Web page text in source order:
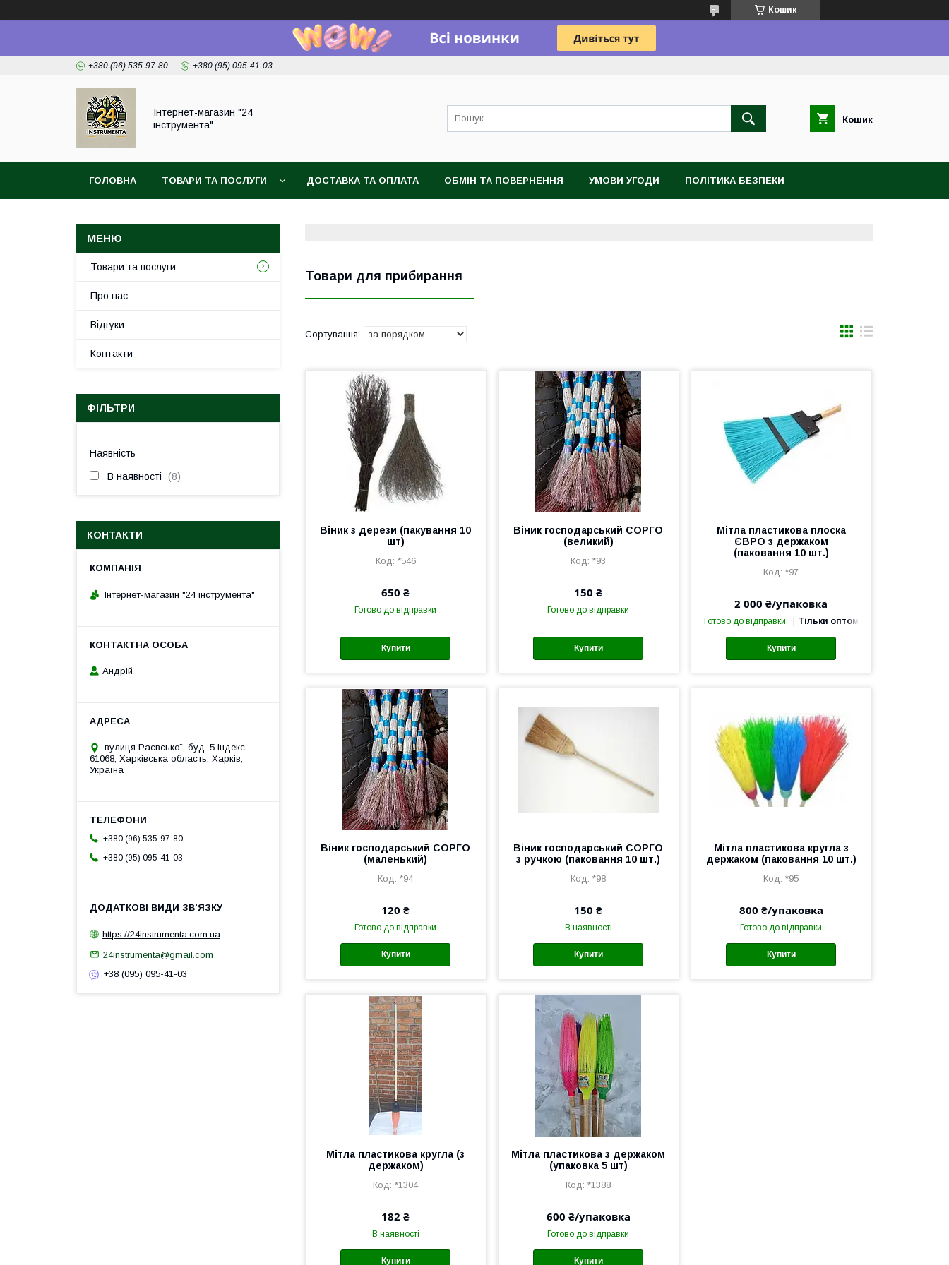
Кошик
+380 (96) 535-97-80 +380 (95) 095-41-03
Інтернет-магазин "24
інструмента"
Кошик
ГОЛОВНА ТОВАРИ ТА ПОСЛУГИ ДОСТАВКА ТА ОПЛАТА ОБМІН ТА ПОВЕРНЕННЯ УМОВИ УГОДИ ПОЛІТИКА БЕЗПЕКИ
Товари для прибирання
Віник з дерези (пакування 10
шт)
*546
650 ₴
Готово до відправки
Купити
Віник господарський СОРГО
(великий)
*93
150 ₴
Готово до відправки
Купити
Мітла пластикова плоска
ЄВРО з держаком
(паковання 10 шт.)
*97
2 000 ₴/упаковка
Готово до відправки Тільки оптом
Купити
Віник господарський СОРГО
(маленький)
*94
120 ₴
Готово до відправки
Купити
Віник господарський СОРГО
з ручкою (паковання 10 шт.)
*98
150 ₴
В наявності
Купити
Мітла пластикова кругла з
держаком (паковання 10 шт.)
*95
800 ₴/упаковка
Готово до відправки
Купити
Мітла пластикова кругла (з
держаком)
*1304
182 ₴
В наявності
Купити
Мітла пластикова з держаком
(упаковка 5 шт)
*1388
600 ₴/упаковка
Готово до відправки
Купити
Товари та послуги
Про нас
Відгуки
Контакти
ФІЛЬТРИ
Наявність
В наявності 8
КОНТАКТИ
Інтернет-магазин "24 інструмента"
Андрій
вулиця Раєвської, буд. 5 Індекс
61068, Харківська область, Харків,
Україна
+380 (96) 535-97-80
+380 (95) 095-41-03
https://24instrumenta.com.ua
24instrumenta@gmail.com
+38 (095) 095-41-03